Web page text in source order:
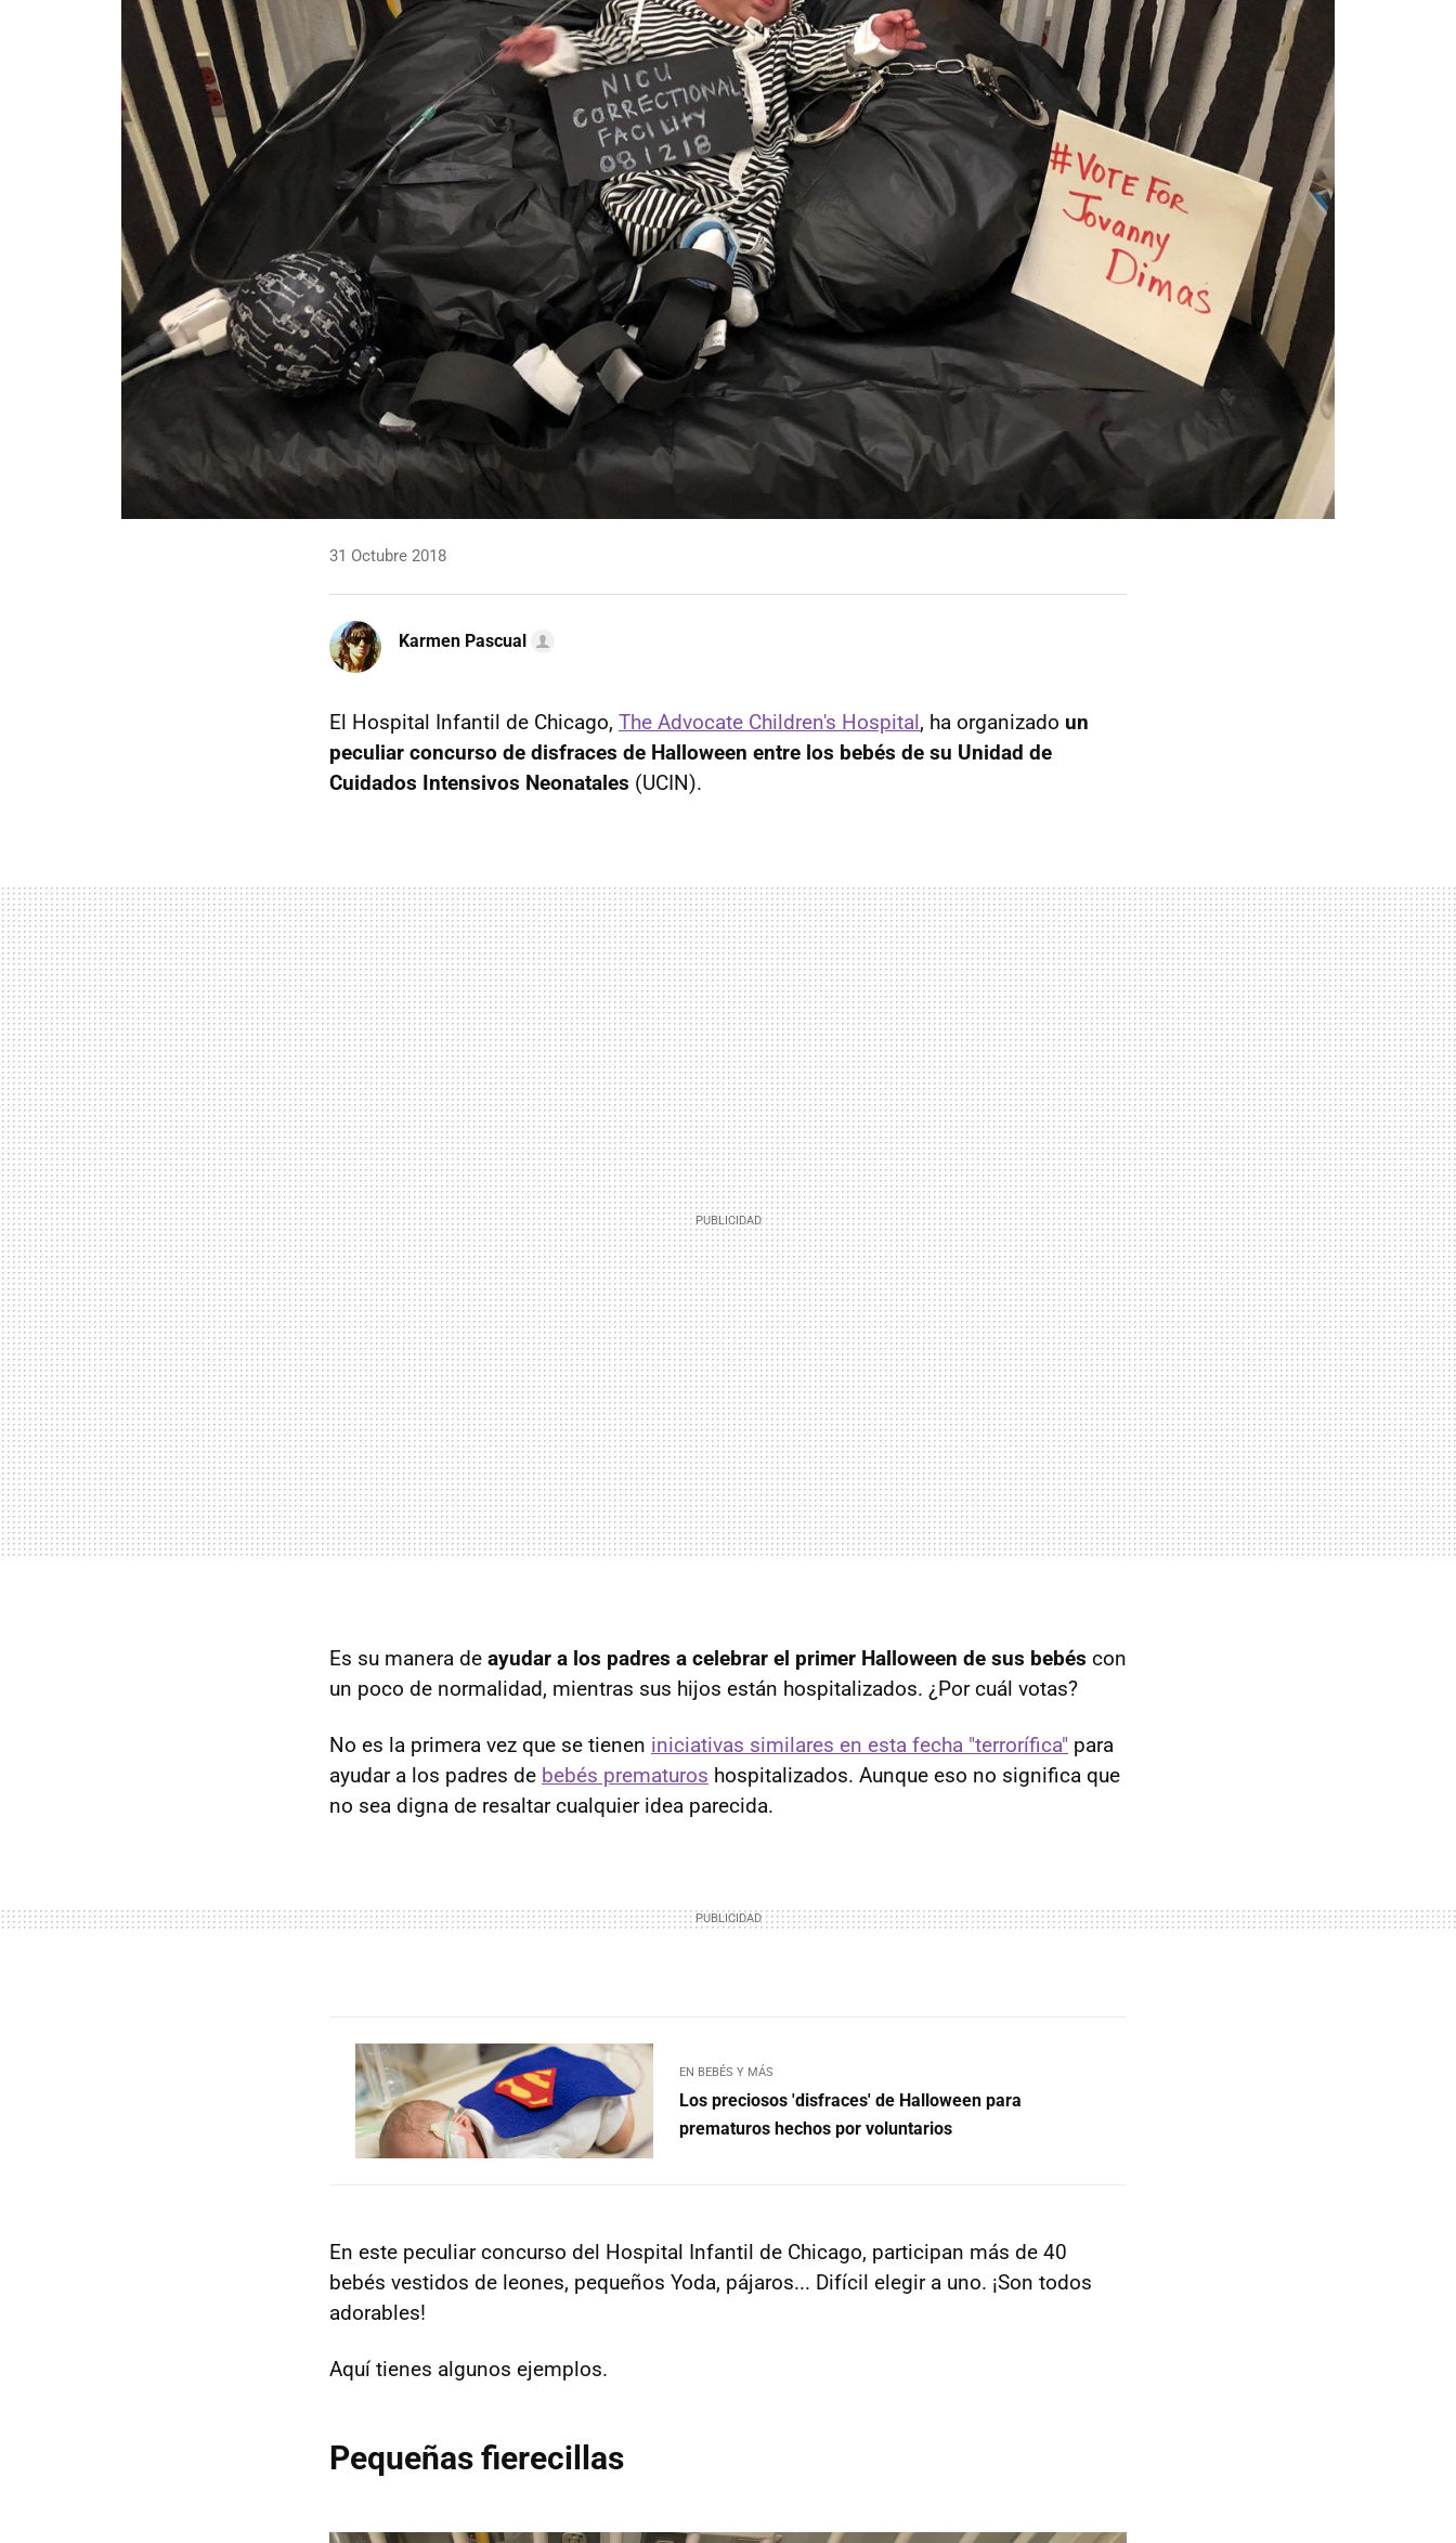
31 Octubre 2018
Karmen Pascual
El Hospital Infantil de Chicago, The Advocate Children's Hospital, ha organizado un
peculiar concurso de disfraces de Halloween entre los bebés de su Unidad de
Cuidados Intensivos Neonatales (UCIN).
Es su manera de ayudar a los padres a celebrar el primer Halloween de sus bebés con
un poco de normalidad, mientras sus hijos están hospitalizados. ¿Por cuál votas?
No es la primera vez que se tienen iniciativas similares en esta fecha "terrorífica" para
ayudar a los padres de bebés prematuros hospitalizados. Aunque eso no significa que
no sea digna de resaltar cualquier idea parecida.
EN BEBÉS Y MÁS
Los preciosos 'disfraces' de Halloween para
prematuros hechos por voluntarios
En este peculiar concurso del Hospital Infantil de Chicago, participan más de 40
bebés vestidos de leones, pequeños Yoda, pájaros... Difícil elegir a uno. ¡Son todos
adorables!
Aquí tienes algunos ejemplos.
Pequeñas fierecillas